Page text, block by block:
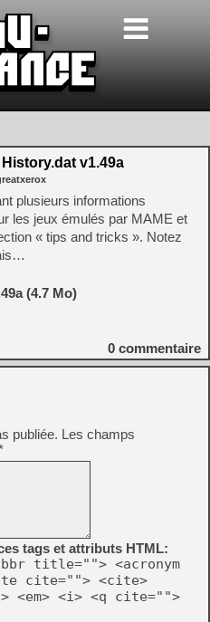
History.dat v1.49a
plusieurs informations
les jeux émulés par MAME et
« tips and tricks ». Notez
(4.7 Mo)
0 commentaire
publiée. Les champs
tags et attributs HTML:
title=""> <acronym
cite=""> <cite>
<em> <i> <q cite="">